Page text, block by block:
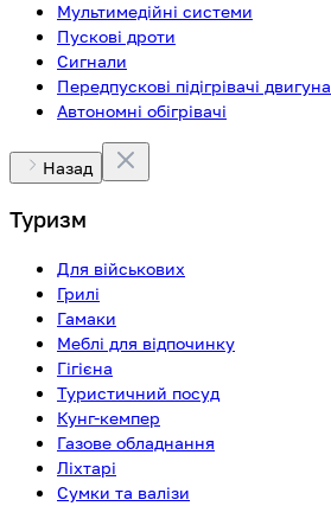
Мультимедійні системи
Пускові дроти
Сигнали
Передпускові підігрівачі двигуна
Автономні обігрівачі
Назад
Туризм
Для військових
Грилі
Гамаки
Меблі для відпочинку
Гігієна
Туристичний посуд
Кунг-кемпер
Газове обладнання
Ліхтарі
Сумки та валізи